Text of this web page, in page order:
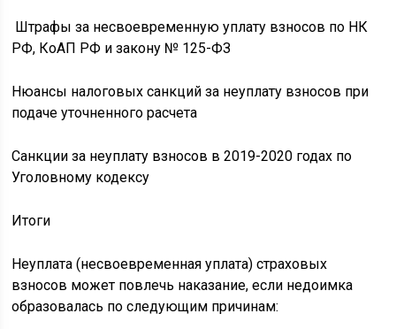
Штрафы за несвоевременную уплату взносов по НК
РФ, КоАП РФ и закону № 125-ФЗ
Нюансы налоговых санкций за неуплату взносов при
подаче уточненного расчета
Санкции за неуплату взносов в 2019-2020 годах по
Уголовному кодексу
Итоги
Неуплата (несвоевременная уплата) страховых
взносов может повлечь наказание, если недоимка
образовалась по следующим причинам: